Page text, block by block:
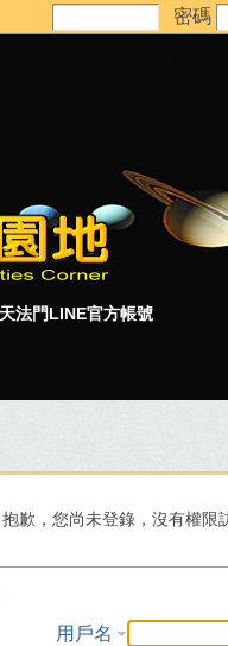
密碼
法門LINE官方帳號
抱歉，您尚未登錄，沒有權限
用戶名